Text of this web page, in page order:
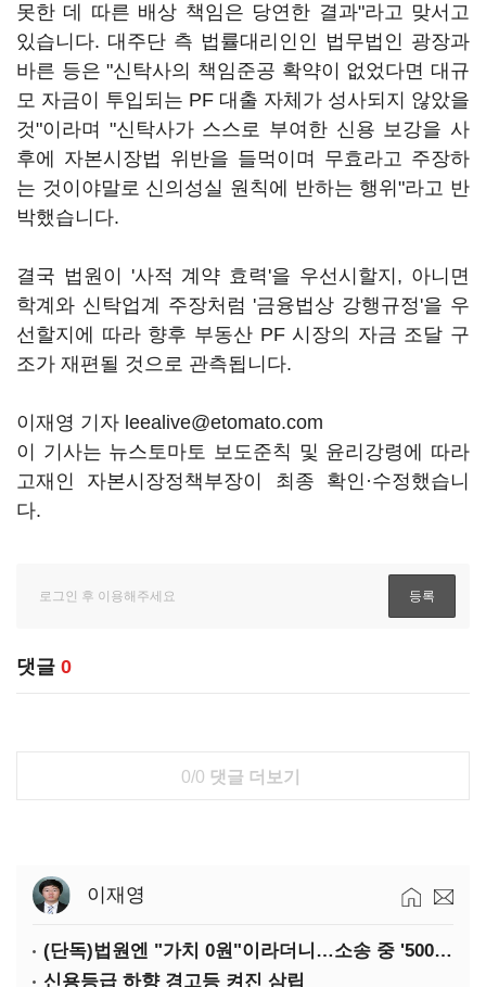
못한 데 따른 배상 책임은 당연한 결과"라고 맞서고
있습니다. 대주단 측 법률대리인인 법무법인 광장과
바른 등은 "신탁사의 책임준공 확약이 없었다면 대규
모 자금이 투입되는 PF 대출 자체가 성사되지 않았을
것"이라며 "신탁사가 스스로 부여한 신용 보강을 사
후에 자본시장법 위반을 들먹이며 무효라고 주장하
는 것이야말로 신의성실 원칙에 반하는 행위"라고 반
박했습니다.
결국 법원이 '사적 계약 효력'을 우선시할지, 아니면
학계와 신탁업계 주장처럼 '금융법상 강행규정'을 우
선할지에 따라 향후 부동산 PF 시장의 자금 조달 구
조가 재편될 것으로 관측됩니다.
이재영 기자 leealive@etomato.com
이 기사는 뉴스토마토 보도준칙 및 윤리강령에 따라
고재인 자본시장정책부장이 최종 확인·수정했습니
다.
댓글 0
0/0 댓글 더보기
이재영
(단독)법원엔 "가치 0원"이라더니…소송 중 '500원 유증' 강행한 라인게임즈
신용등급 하향 경고등 켜진 삼립